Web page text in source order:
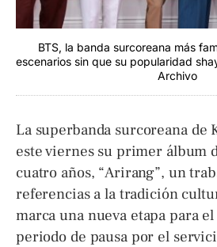
BTS, la banda surcoreana más
escenarios sin que su popularidad
Archivo
La superbanda surcoreana de
este viernes su primer álbum
cuatro años, “Arirang”, un
referencias a la tradición
marca una nueva etapa para
periodo de pausa por el